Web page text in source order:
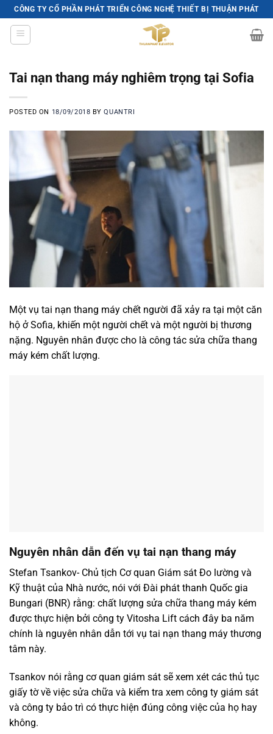
Skip
to
content
CÔNG TY CỔ PHẦN PHÁT TRIỂN CÔNG NGHỆ THIẾT BỊ THUẬN PHÁT
Tai nạn thang máy nghiêm trọng tại Sofia
POSTED ON 18/09/2018 BYQUANTRI
Một vụ tai nạn thang máy chết người đã xảy ra tại một căn
hộ ở Sofia, khiến một người chết và một người bị thương
nặng. Nguyên nhân được cho là công tác sửa chữa thang
máy kém chất lượng.
Nguyên nhân dẫn đến vụ tai nạn thang máy
Stefan Tsankov- Chủ tịch Cơ quan Giám sát Đo lường và
Kỹ thuật của Nhà nước, nói với Đài phát thanh Quốc gia
Bungari (BNR) rằng: chất lượng sửa chữa thang máy kém
được thực hiện bởi công ty Vitosha Lift cách đây ba năm
chính là nguyên nhân dẫn tới vụ tai nạn thang máy thương
tâm này.
Tsankov nói rằng cơ quan giám sát sẽ xem xét các thủ tục
giấy tờ về việc sửa chữa và kiểm tra xem công ty giám sát
và công ty bảo trì có thực hiện đúng công việc của họ hay
không.